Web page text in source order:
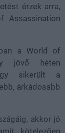
érzek arra,
Assassination
a World of
jövő héten
sikerült a
árkádosabb
akkor jó
kötelezően